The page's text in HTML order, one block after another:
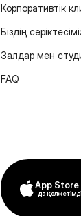
Корпоративтік
Біздің
Залдар мен
FAQ
App Store
-да қолжетімді